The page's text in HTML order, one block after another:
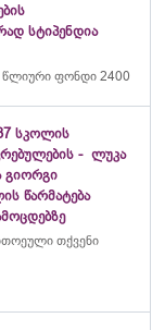
სტიპენდია
წლიური ფონდი 2400
სკოლის
- ლუკა
გიორგი
წარმატება
თქვენი